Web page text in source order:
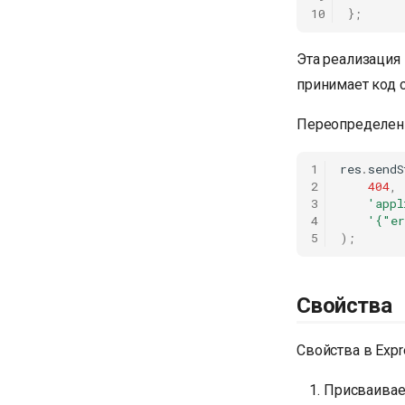
10
};
Эта
принимает код
1
2
3
4
5
res.
404,
);
Свойства
Свойства в